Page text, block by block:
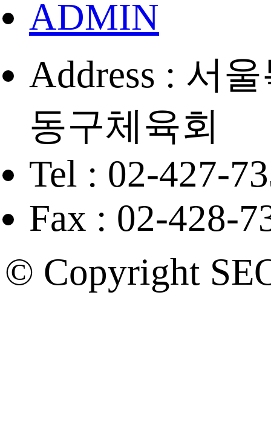
ADMIN
Address : 서
동구체육회
Tel : 02-427-
Fax : 02-428-
© Copyright